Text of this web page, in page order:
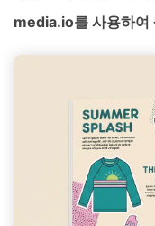
media.io를 사용하여